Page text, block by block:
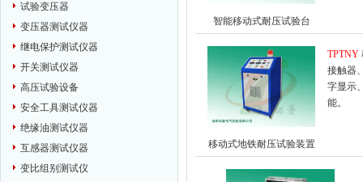
试验变压器
变压器测试仪器
继电保护测试仪器
开关测试仪器
高压试验设备
安全工具测试仪器
绝缘油测试仪器
互感器测试仪器
变比组别测试仪
智能移动式耐压试验台
移动式地铁耐压试验装置
TPTNY
接触器
字显示
能。